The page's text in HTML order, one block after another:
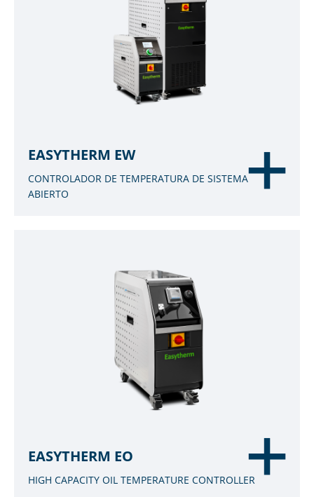
EASYTHERM EW
CONTROLADOR DE TEMPERATURA DE SISTEMA
ABIERTO
EASYTHERM EO
HIGH CAPACITY OIL TEMPERATURE CONTROLLER